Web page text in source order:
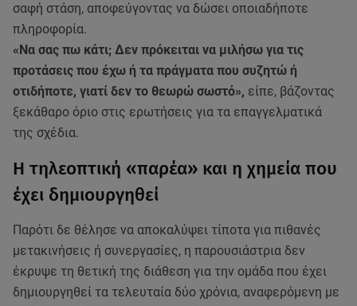
σαφή στάση, αποφεύγοντας να δώσει οποιαδήποτε
πληροφορία.
«Να σας πω κάτι; Δεν πρόκειται να μιλήσω για τις
προτάσεις που έχω ή τα πράγματα που συζητώ ή
οτιδήποτε, γιατί δεν το θεωρώ σωστό», είπε, βάζοντας
ξεκάθαρο όριο στις ερωτήσεις για τα επαγγελματικά
της σχέδια.
Η τηλεοπτική «παρέα» και η χημεία που
έχει δημιουργηθεί
Παρότι δε θέλησε να αποκαλύψει τίποτα για πιθανές
μετακινήσεις ή συνεργασίες, η παρουσιάστρια δεν
έκρυψε τη θετική της διάθεση για την ομάδα που έχει
δημιουργηθεί τα τελευταία δύο χρόνια, αναφερόμενη με